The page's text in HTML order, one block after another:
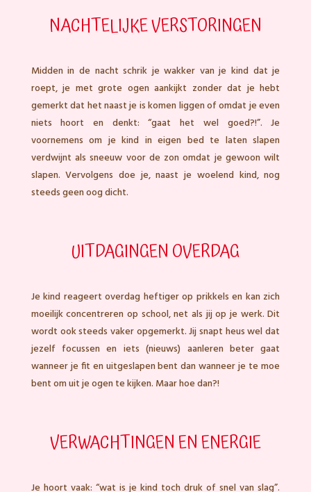
NACHTELIJKE VERSTORINGEN
Midden in de nacht schrik je wakker van je kind dat je
roept, je met grote ogen aankijkt zonder dat je hebt
gemerkt dat het naast je is komen liggen of omdat je even
niets hoort en denkt: “gaat het wel goed?!”. Je
voornemens om je kind in eigen bed te laten slapen
verdwijnt als sneeuw voor de zon omdat je gewoon wilt
slapen. Vervolgens doe je, naast je woelend kind, nog
steeds geen oog dicht.
UITDAGINGEN OVERDAG
Je kind reageert overdag heftiger op prikkels en kan zich
moeilijk concentreren op school, net als jij op je werk. Dit
wordt ook steeds vaker opgemerkt. Jij snapt heus wel dat
jezelf focussen en iets (nieuws) aanleren beter gaat
wanneer je fit en uitgeslapen bent dan wanneer je te moe
bent om uit je ogen te kijken. Maar hoe dan?!
VERWACHTINGEN EN ENERGIE
Je hoort vaak: “wat is je kind toch druk of snel van slag”.